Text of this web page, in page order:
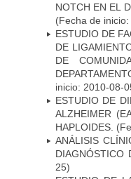
NOTCH EN EL
(Fecha de
ESTUDIO DE
DE
DE
inicio: 2010-08-
ESTUDIO DE
ALZHEIMER
HAPLOIDES.
ANÁLISIS
DIAGNÓSTICO
25)